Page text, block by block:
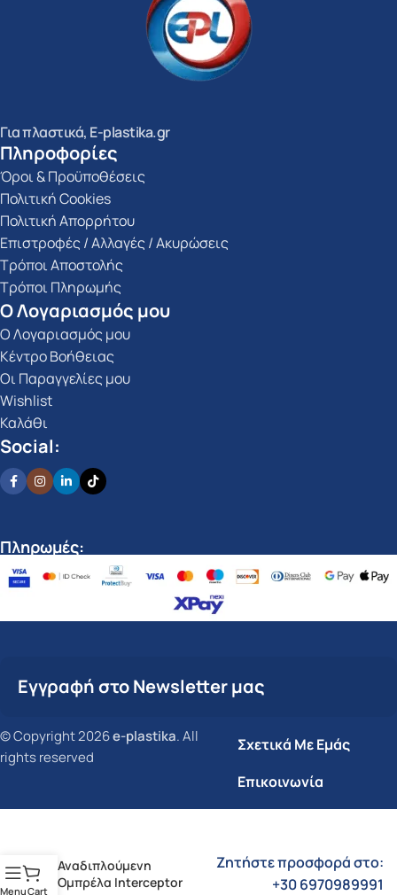
Για πλαστικά, E-plastika.gr
Πληροφορίες
Όροι & Προϋποθέσεις
Πολιτική Cookies
Πολιτική Απορρήτου
Επιστροφές / Αλλαγές / Ακυρώσεις
Τρόποι Αποστολής
Τρόποι Πληρωμής
Ο Λογαριασμός μου
Ο Λογαριασμός μου
Κέντρο Βοήθειας
Οι Παραγγελίες μου
Wishlist
Καλάθι
Social:
Πληρωμές:
Εγγραφή στο Newsletter μας
© Copyright 2026e-plastika. All
rights reserved
Σχετικά Με Εμάς
Επικοινωνία
MenuCart
Αναδιπλούμενη
Ομπρέλα Interceptor
Ζητήστε προσφορά στο:
+30 6970989991